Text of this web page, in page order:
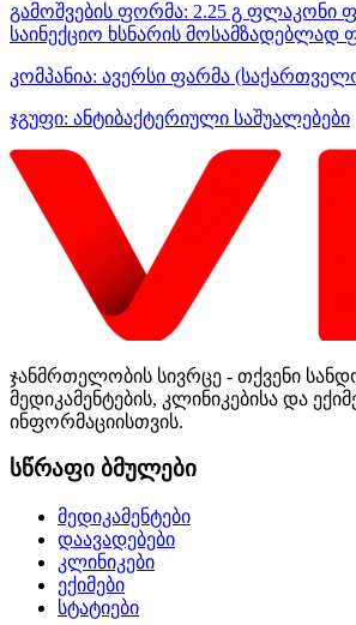
გამოშვების ფორმა: 2.25 გ ფლაკონი
საინექციო ხსნარის მოსამზადებლად
კომპანია: ავერსი ფარმა
ჯგუფი: ანტიბაქტერიული საშუალებები
ჯანმრთელობის სივრცე - თქვენი
მედიკამენტების, კლინიკებისა და
ინფორმაციისთვის.
სწრაფი ბმულები
მედიკამენტები
დაავადებები
კლინიკები
ექიმები
სტატიები